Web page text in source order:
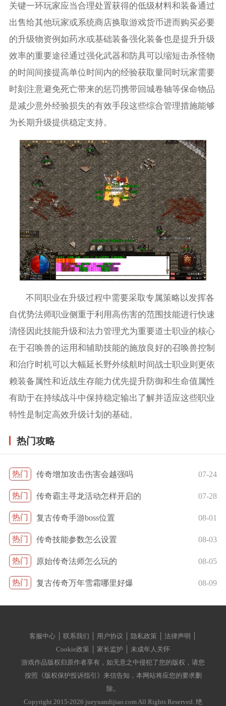
关键一环玩家应当合理处置获得的低级材料和装备通过
出售给其他玩家或系统商店换取游戏货币进而购买必要
的升级物资例如药水或基础装备强化装备也是提升升级
效率的重要途径通过强化武器和防具可以缩短击杀怪物
的时间间接提高单位时间内的经验获取量同时玩家需要
时刻注意避免死亡带来的惩罚携带回城卷轴等保命物品
是减少意外经验损失的有效手段这些综合管理措施能够
为长期升级提供稳定支持。
不同职业在升级过程中需要采取专属策略以发挥各
自优势法师职业侧重于利用高伤害的范围技能进行快速
清怪因此技能升级和法力管理尤为重要道士职业的核心
在于召唤兽的运用和辅助技能的施放良好的召唤兽控制
和治疗时机可以大幅延长野外续航时间战士职业则更依
赖装备属性和近战生存能力优先提升防御和生命值属性
有助于在持续战斗中保持稳定输出了解并适应这些职业
特性是制定高效升级计划的基础。
热门攻略
热门 传奇增加攻击伤害会越强吗 07-24
热门 传奇霸主寻龙活动怎样开启的 07-28
热门 复古传奇手游boss位置 08-01
热门 传奇技能参数怎么设置 08-03
热门 原始传奇法师怎么玩的 08-05
热门 复古传奇万年雪霜哪里好爆 08-09
客服中心 │ 联系我们 │ 用户协议 │ 隐私政策 │ 法律声明 │
Cookie政策 │ 家长监护 │ 未成年人关怀
游戏作品版权归原作者享有，如无意之中侵犯了您的版权，请您
按照《版权保护投诉指引》来信告知，本网站将应您的要求删
除。
Copyright 2015-2026 jueyuandijiao.com All Rights Reserved. 绝